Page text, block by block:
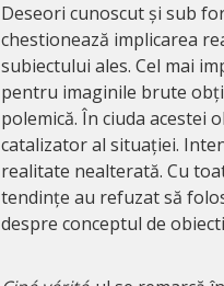
Deseori cunoscut și sub
chestionează implicarea
subiectului ales. Cel mai
pentru imaginile brute
polemică. În ciuda acestei
catalizator al situației.
realitate nealterată. Cu
tendințe au refuzat să
despre conceptul de